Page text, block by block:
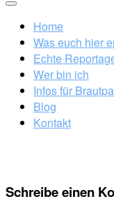
Home
Was euch hier
Echte
Wer bin ich
Infos für
Blog
Kontakt
Schreibe einen